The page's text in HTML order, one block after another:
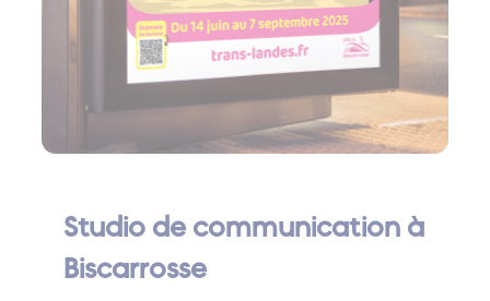
Studio de communication à
Biscarrosse